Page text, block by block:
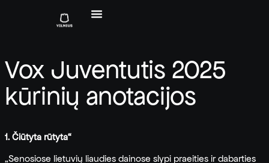
Vox Juventutis 2025
kūrinių anotacijos
1. Čiūtyta rūtyta“
„Senosiose lietuvių liaudies dainose slypi praeities ir dabarties